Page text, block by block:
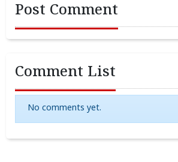
Post Comment
Comment List
No comments yet.